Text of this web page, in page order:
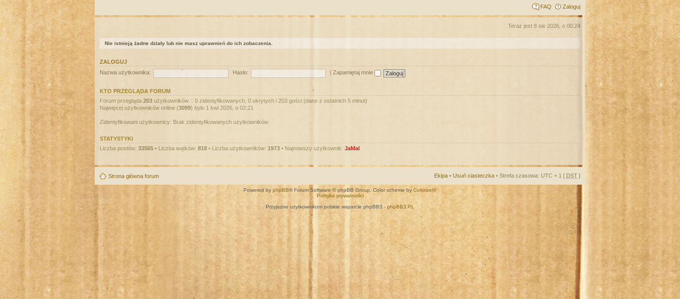
FAQ Zaloguj
Teraz jest 8 sie 2026, o 00:24
Nie istnieją żadne działy lub nie masz uprawnień do ich zobaczenia.
ZALOGUJ
Nazwa użytkownika:
Hasło: Zapamiętaj mnie
KTO PRZEGLĄDA FORUM
Forum przegląda 203 użytkowników :: 0 zidentyfikowanych, 0 ukrytych i 203 gości (dane z ostatnich 5 minut)
Najwięcej użytkowników online (3099) było 1 kwi 2026, o 02:21
Zidentyfikowani użytkownicy: Brak zidentyfikowanych użytkowników
STATYSTYKI
Liczba postów: 33565 • Liczba wątków: 818 • Liczba użytkowników: 1973 • Najnowszy użytkownik: JaMal
Strona główna forum Ekipa • Usuń ciasteczka • Strefa czasowa: UTC + 1 [ DST ]
Powered by phpBB® Forum Software © phpBB Group. Color scheme by ColorizeIt!
Polityka prywatności
Przyjazne użytkownikom polskie wsparcie phpBB3 - phpBB3.PL